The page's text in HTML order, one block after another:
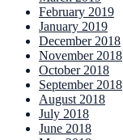
February 2019
January 2019
December 2018
November 2018
October 2018
September 2018
August 2018
July 2018
June 2018